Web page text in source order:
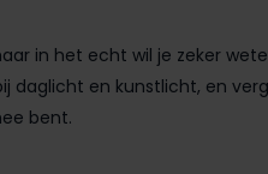
in het echt wil je zeker
daglicht en kunstlicht, en
bent.